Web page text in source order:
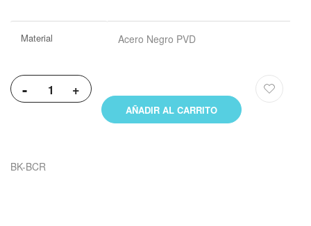
Información
Material Acero Negro PVD
- +
AÑADIR AL CARRITO
BK-BCR